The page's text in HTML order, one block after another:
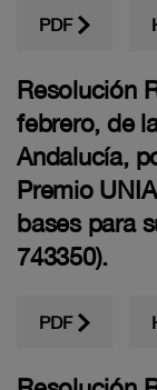
PDF
Resolución
febrero, de
Andalucía,
Premio
bases para
743350).
PDF